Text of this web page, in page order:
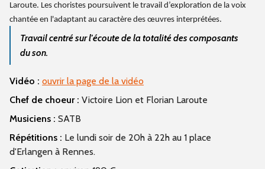
Laroute. Les choristes poursuivent le travail d’exploration de la voix
chantée en l'adaptant au caractère des œuvres interprétées.
Travail centré sur l'écoute de la totalité des composants
du son.
Vidéo : ouvrir la page de la vidéo
Chef de choeur : Victoire Lion et Florian Laroute
Musiciens : SATB
Répétitions : Le lundi soir de 20h à 22h au 1 place
d'Erlangen à Rennes.